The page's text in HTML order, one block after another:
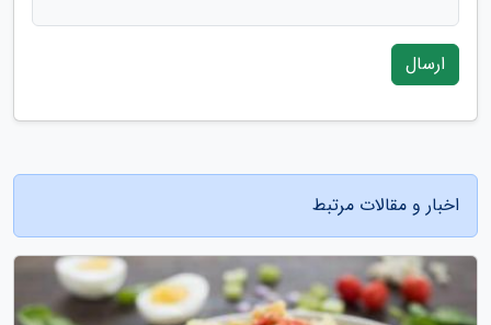
ارسال
اخبار و مقالات مرتبط